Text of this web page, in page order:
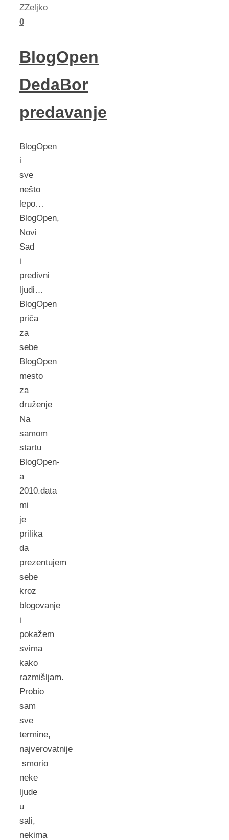
ZZeljko
0
BlogOpen
DedaBor
predavanje
BlogOpen
i
sve
nešto
lepo…
BlogOpen,
Novi
Sad
i
predivni
ljudi…
BlogOpen
priča
za
sebe
BlogOpen
mesto
za
druženje
Na
samom
startu
BlogOpen-
a
2010.data
mi
je
prilika
da
prezentujem
sebe
kroz
blogovanje
i
pokažem
svima
kako
razmišljam.
Probio
sam
sve
termine,
najverovatnije
smorio
neke
ljude
u
sali,
nekima